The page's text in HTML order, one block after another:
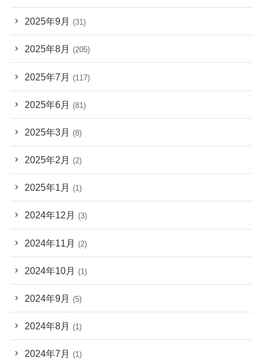
2025年9月 (31)
2025年8月 (205)
2025年7月 (117)
2025年6月 (81)
2025年3月 (8)
2025年2月 (2)
2025年1月 (1)
2024年12月 (3)
2024年11月 (2)
2024年10月 (1)
2024年9月 (5)
2024年8月 (1)
2024年7月 (1)